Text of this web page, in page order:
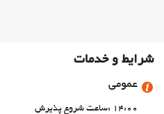
شرایط و خدمات
عمومی
14:00 :ساعت شروع پذیرش